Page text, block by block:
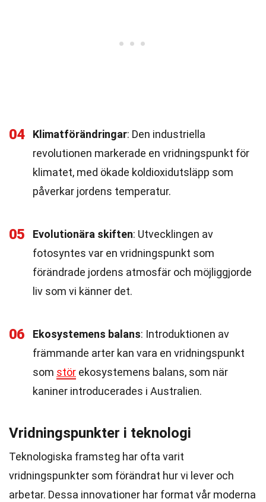
04 Klimatförändringar: Den industriella
revolutionen markerade en vridningspunkt för
klimatet, med ökade koldioxidutsläpp som
påverkar jordens temperatur.
05 Evolutionära skiften: Utvecklingen av
fotosyntes var en vridningspunkt som
förändrade jordens atmosfär och möjliggjorde
liv som vi känner det.
06 Ekosystemens balans: Introduktionen av
främmande arter kan vara en vridningspunkt
som stör ekosystemens balans, som när
kaniner introducerades i Australien.
Vridningspunkter i teknologi
Teknologiska framsteg har ofta varit
vridningspunkter som förändrat hur vi lever och
arbetar. Dessa innovationer har format vår moderna